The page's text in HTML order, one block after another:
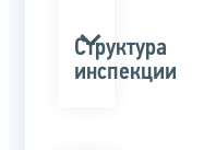
Структура
инспекции